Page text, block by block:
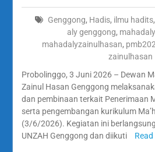
Genggong, Hadis, ilmu hadits,
aly genggong,
mahadalyzainulhasan,
zainulhasan
Probolinggo, 3 Juni 2026 – Dewan
Zainul Hasan Genggong
dan pembinaan terkait Penerimaan
serta pengembangan kurikulum
(3/6/2026). Kegiatan ini
UNZAH Genggong dan diikuti